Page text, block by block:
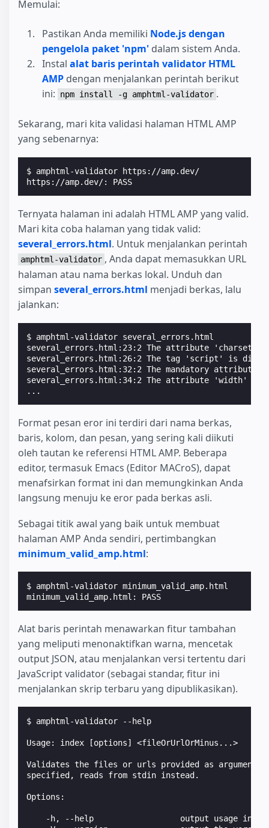
Memulai:
Pastikan Anda memiliki Node.js dengan
pengelola paket 'npm' dalam sistem Anda.
Instal alat baris perintah validator HTML
AMP dengan menjalankan perintah berikut
ini:
npm install -g amphtml-validator .
Sekarang, mari kita validasi halaman HTML AMP
yang sebenarnya:
$
https://amp.dev/: PASS
Ternyata halaman ini adalah HTML AMP yang valid.
Mari kita coba halaman yang tidak valid:
several_errors.html. Untuk menjalankan perintah
amphtml-validator , Anda dapat memasukkan URL
halaman atau nama berkas lokal. Unduh dan
simpan several_errors.html menjadi berkas, lalu
jalankan:
$
several_errors.html:23:2 The attribute 'charset'
several_errors.html:26:2 The tag 'script' is
several_errors.html:32:2 The mandatory attribute
several_errors.html:34:2 The attribute 'width' in
...
Format pesan eror ini terdiri dari nama berkas,
baris, kolom, dan pesan, yang sering kali diikuti
oleh tautan ke referensi HTML AMP. Beberapa
editor, termasuk Emacs (Editor MACroS), dapat
menafsirkan format ini dan memungkinkan Anda
langsung menuju ke eror pada berkas asli.
Sebagai titik awal yang baik untuk membuat
halaman AMP Anda sendiri, pertimbangkan
minimum_valid_amp.html:
$
minimum_valid_amp.html: PASS
Alat baris perintah menawarkan fitur tambahan
yang meliputi menonaktifkan warna, mencetak
output JSON, atau menjalankan versi tertentu dari
JavaScript validator (sebagai standar, fitur ini
menjalankan skrip terbaru yang dipublikasikan).
$ amphtml-validator --help
Usage: index [options] <fileOrUrlOrMinus...>
Validates the files or urls provided as
specified, reads from stdin instead.
Options:
-h, --help                  output usage